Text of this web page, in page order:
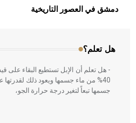
دمشق في العصور التاريخية
هل تعلم؟
بالعمارة الإسلامية في بلاد الشام
المعمار على بناء مداميكه وخاصة في
- هل تعلم أن الإبل تستطيع البقاء على
40% من ماء جسمها ويعود ذلك
جسمها تبعاً لتغير درجة حرارة الجو،